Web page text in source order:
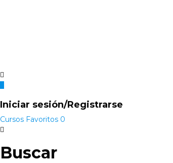
Iniciar sesión/Registrarse
Cursos Favoritos 0
Buscar